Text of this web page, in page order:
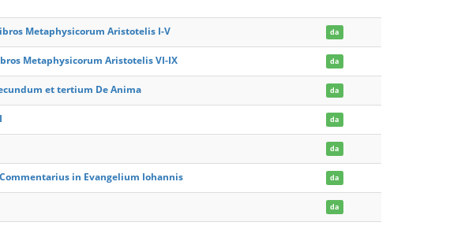
Metaphysicorum Aristotelis I-V da
Metaphysicorum Aristotelis VI-IX da
et tertium De Anima da
da
da
in Evangelium Iohannis da
da